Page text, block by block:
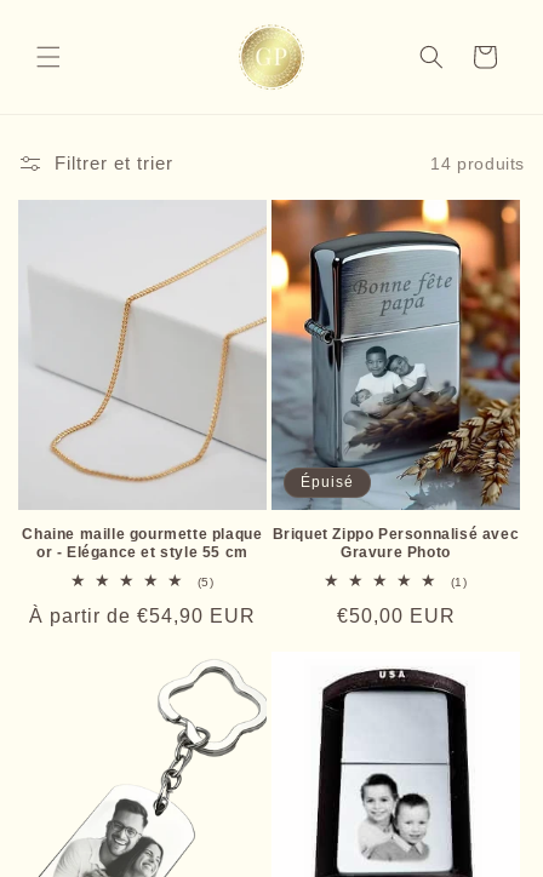
au
contenu
Panier
Filtrer et trier 14 produits
Chaine maille gourmette plaque
or - Elégance et style 55 cm
(5)5
des
Prix
À partir de €54,90 EUR
Épuisé
Briquet Zippo Personnalisé avec
Gravure Photo
(1)1
Prix
€50,00 EUR